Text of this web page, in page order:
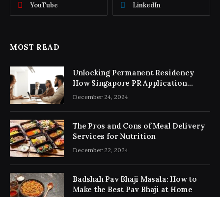
YouTube LinkedIn
MOST READ
Unlocking Permanent Residency
How Singapore PR Application
Consultancy Simplifies the Process
December 24, 2024
The Pros and Cons of Meal Delivery
Services for Nutrition
December 22, 2024
Badshah Pav Bhaji Masala: How to
Make the Best Pav Bhaji at Home